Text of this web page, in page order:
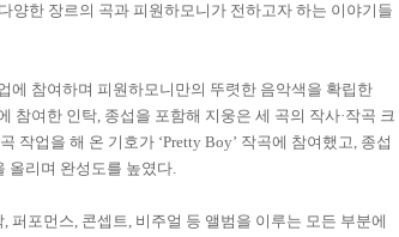
다양한 장르의 곡과 피원하모니가 전하고자 하는 이야기들
에 참여하며 피원하모니만의 뚜렷한 음악색을 확립한
참여한 인탁, 종섭을 포함해 지웅은 세 곡의 작사·작곡 크
작업을 해 온 기호가 ‘Pretty Boy’ 작곡에 참여했고, 종섭
올리며 완성도를 높였다.
, 퍼포먼스, 콘셉트, 비주얼 등 앨범을 이루는 모든 부분에